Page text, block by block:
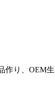
り、OEM